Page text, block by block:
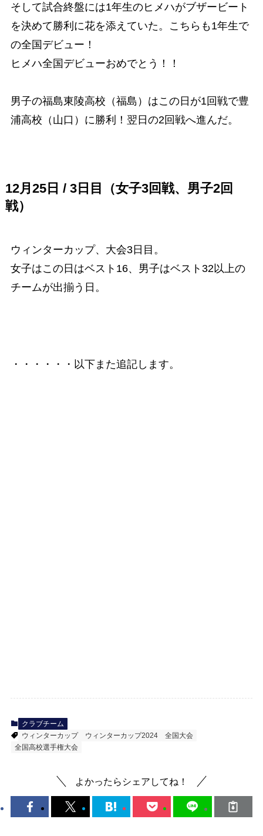
そして試合終盤には1年生のヒメハがブザービート
を決めて勝利に花を添えていた。こちらも1年生で
の全国デビュー！
ヒメハ全国デビューおめでとう！！
男子の福島東陵高校（福島）はこの日が1回戦で豊
浦高校（山口）に勝利！翌日の2回戦へ進んだ。
12月25日 / 3日目（女子3回戦、男子2回
戦）
ウィンターカップ、大会3日目。
女子はこの日はベスト16、男子はベスト32以上の
チームが出揃う日。
・・・・・・以下また追記します。
クラブチーム
ウィンターカップ
ウィンターカップ2024
全国大会
全国高校選手権大会
よかったらシェアしてね！